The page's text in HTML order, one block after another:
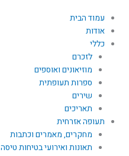
עמוד הבית
אודות
כללי
לזכרם
מוזיאונים ואוספים
ספרות תעופתית
שירים
תאריכים
תעופה אזרחית
מחקרים, מאמרים וכתבות
תאונות ואירועי בטיחות טיסה